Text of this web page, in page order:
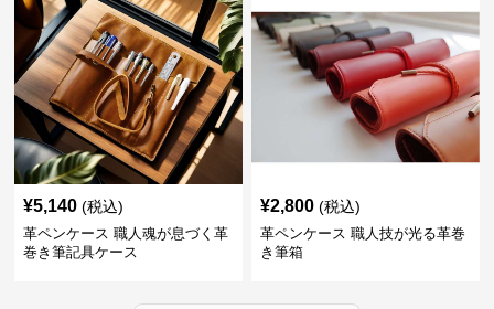
¥5,140 (税込)
革ペンケース 職人魂が息づく革
巻き筆記具ケース
¥2,800 (税込)
革ペンケース 職人技が光る革巻
き筆箱